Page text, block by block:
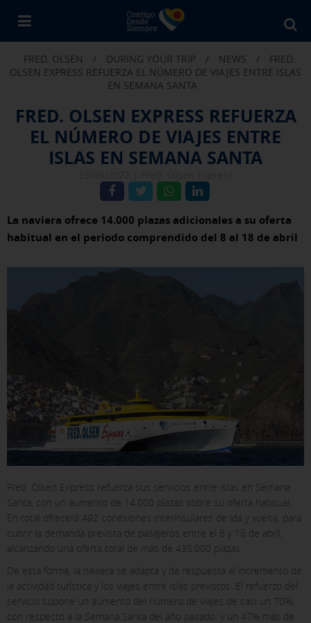
FRED. OLSEN / DURING YOUR TRIP / NEWS /
FRED.
OLSEN EXPRESS REFUERZA EL NÚMERO DE VIAJES ENTRE ISLAS
EN SEMANA SANTA
FRED. OLSEN EXPRESS REFUERZA
EL NÚMERO DE VIAJES ENTRE
ISLAS EN SEMANA SANTA
La naviera ofrece 14.000 plazas adicionales a su oferta
habitual en el periodo comprendido del 8 al 18 de abril
Fred. Olsen Express refuerza sus servicios entre islas en Semana
Santa, con un aumento de 14.000 plazas sobre su oferta habitual.
En total ofrecerá 492 conexiones interinsulares de ida y vuelta, para
cubrir la demanda prevista de pasajeros entre el 8 y 18 de abril,
alcanzando una oferta total de más de 435.000 plazas.
De esta forma, la naviera se adapta y da respuesta al incremento de
la actividad turística y los viajes entre islas previstos. El refuerzo del
servicio supone un aumento del número de viajes de casi un 70%,
con respecto a la Semana Santa del año pasado, y un 47% más de
X